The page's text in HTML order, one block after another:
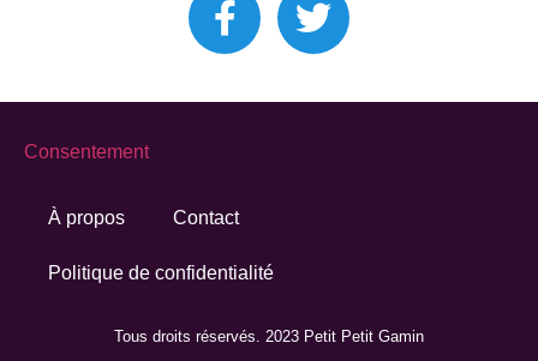
Tous droits réservés. 2023 Petit Petit Gamin
À propos Contact
Politique de confidentialité
Consentement